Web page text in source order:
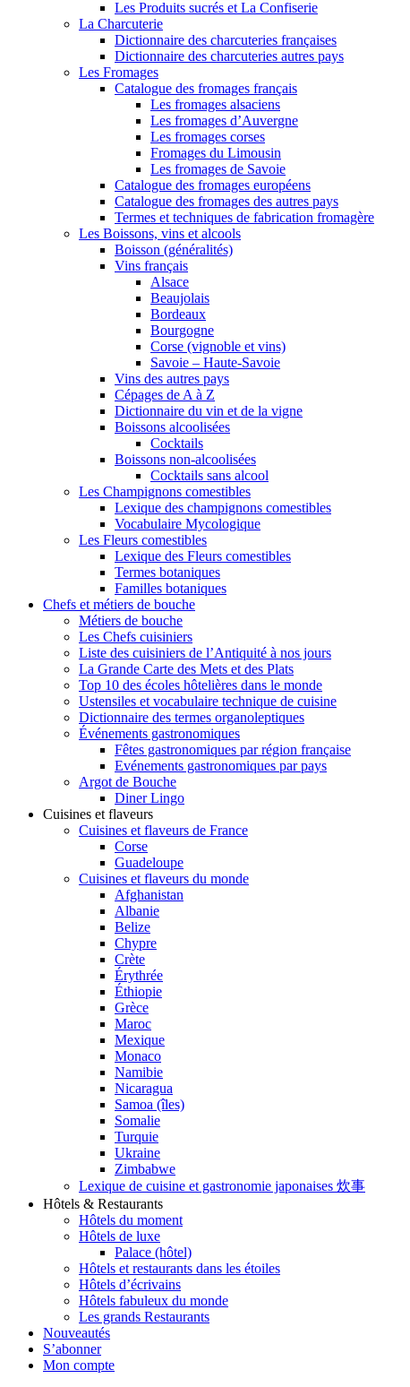
Les Produits sucrés et La Confiserie
La Charcuterie
Dictionnaire des charcuteries françaises
Dictionnaire des charcuteries autres pays
Les Fromages
Catalogue des fromages français
Les fromages alsaciens
Les fromages d’Auvergne
Les fromages corses
Fromages du Limousin
Les fromages de Savoie
Catalogue des fromages européens
Catalogue des fromages des autres pays
Termes et techniques de fabrication fromagère
Les Boissons, vins et alcools
Boisson (généralités)
Vins français
Alsace
Beaujolais
Bordeaux
Bourgogne
Corse (vignoble et vins)
Savoie – Haute-Savoie
Vins des autres pays
Cépages de A à Z
Dictionnaire du vin et de la vigne
Boissons alcoolisées
Cocktails
Boissons non-alcoolisées
Cocktails sans alcool
Les Champignons comestibles
Lexique des champignons comestibles
Vocabulaire Mycologique
Les Fleurs comestibles
Lexique des Fleurs comestibles
Termes botaniques
Familles botaniques
Chefs et métiers de bouche
Métiers de bouche
Les Chefs cuisiniers
Liste des cuisiniers de l’Antiquité à nos jours
La Grande Carte des Mets et des Plats
Top 10 des écoles hôtelières dans le monde
Ustensiles et vocabulaire technique de cuisine
Dictionnaire des termes organoleptiques
Événements gastronomiques
Fêtes gastronomiques par région française
Evénements gastronomiques par pays
Argot de Bouche
Diner Lingo
Cuisines et flaveurs
Cuisines et flaveurs de France
Corse
Guadeloupe
Cuisines et flaveurs du monde
Afghanistan
Albanie
Belize
Chypre
Crète
Érythrée
Éthiopie
Grèce
Maroc
Mexique
Monaco
Namibie
Nicaragua
Samoa (îles)
Somalie
Turquie
Ukraine
Zimbabwe
Lexique de cuisine et gastronomie japonaises 炊事
Hôtels & Restaurants
Hôtels du moment
Hôtels de luxe
Palace (hôtel)
Hôtels et restaurants dans les étoiles
Hôtels d’écrivains
Hôtels fabuleux du monde
Les grands Restaurants
Nouveautés
S’abonner
Mon compte